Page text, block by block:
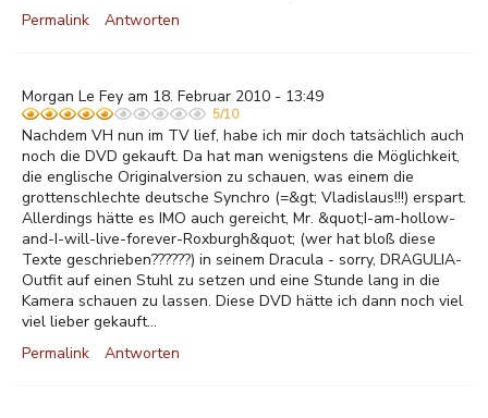
Permalink
Antworten
Morgan Le Fey am 18. Februar 2010 - 13:49
5/10
Nachdem VH nun im TV lief, habe ich mir doch tatsächlich auch
noch die DVD gekauft. Da hat man wenigstens die Möglichkeit,
die englische Originalversion zu schauen, was einem die
grottenschlechte deutsche Synchro (=&gt; Vladislaus!!!) erspart.
Allerdings hätte es IMO auch gereicht, Mr. &quot;I-am-hollow-
and-I-will-live-forever-Roxburgh&quot; (wer hat bloß diese
Texte geschrieben??????) in seinem Dracula - sorry, DRAGULIA-
Outfit auf einen Stuhl zu setzen und eine Stunde lang in die
Kamera schauen zu lassen. Diese DVD hätte ich dann noch viel
viel lieber gekauft...
Permalink
Antworten